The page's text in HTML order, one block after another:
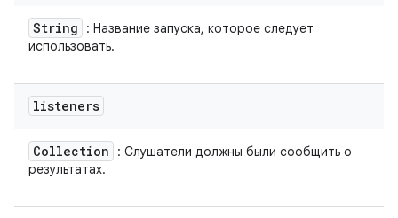
String
: Название запуска, которое следует
использовать.
listeners
Collection
: Слушатели должны были сообщить о
результатах.